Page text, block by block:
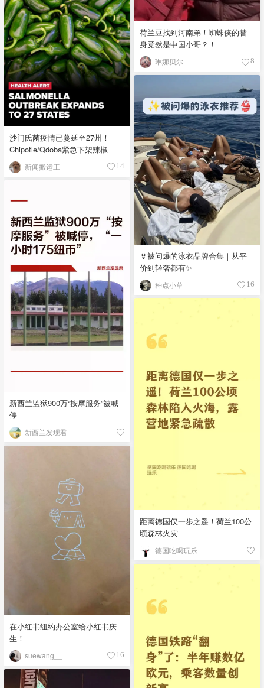
荷兰豆找到河南弟！蜘蛛侠的替
身竟然是中国小哥？！
琳娜贝尔 8
沙门氏菌疫情已蔓延至27州！
Chipotle/Qdoba紧急下架辣椒
新闻搬运工 14
👙被问爆的泳衣品牌合集｜从平
价到轻奢都有✨
种点小草 16
新西兰监狱900万“按摩服务”被喊
停
新西兰发现君
距离德国仅一步之遥！荷兰100公
顷森林火灾
德国吃喝玩乐
在小红书纽约办公室给小红书庆
生！
suewang__ 16